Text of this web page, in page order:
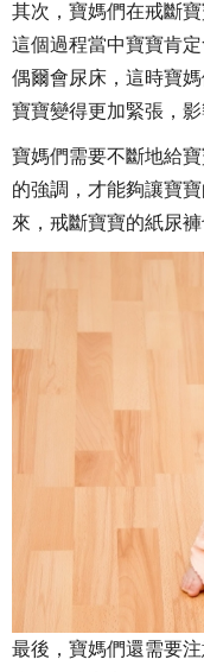
其次，寶媽們在戒斷
這個過程當中寶寶肯
偶爾會尿床，這時寶
寶寶變得更加緊張，影
寶媽們需要不斷地給
的強調，才能夠讓寶
來，戒斷寶寶的紙尿
最後，寶媽們還需要